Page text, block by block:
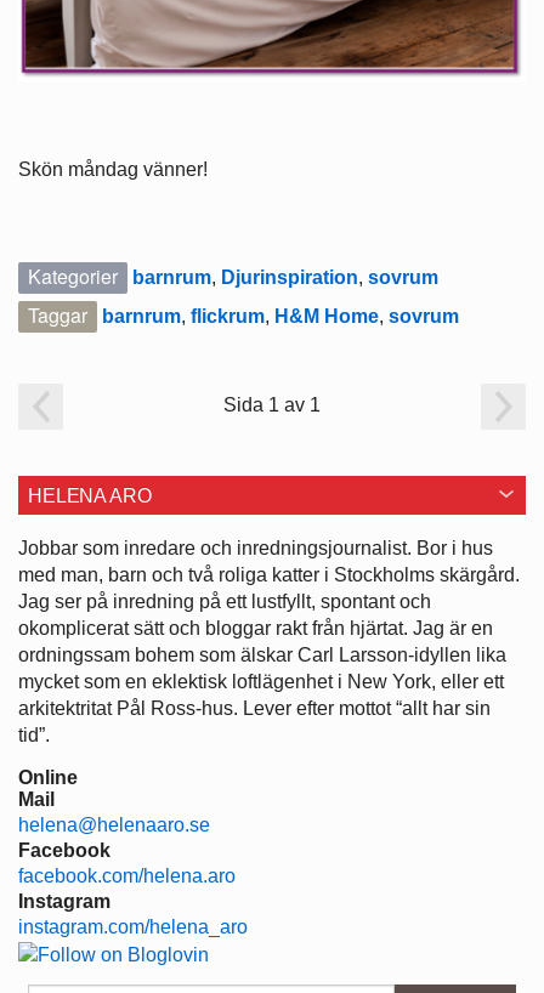
Skön måndag vänner!
Kategorier barnrum, Djurinspiration, sovrum
Taggar barnrum, flickrum, H&M Home, sovrum
Sida 1 av 1
HELENA ARO
Jobbar som inredare och ­inredningsjournalist. Bor i hus
med man, barn och två roliga katter i ­Stockholms skärgård.
Jag ser på ­inredning på ett lustfyllt, spontant och
okomplicerat sätt och bloggar rakt från hjärtat. Jag är en
ordningssam bohem som älskar Carl Larsson-idyllen lika
mycket som en eklektisk loftlägenhet i New York, eller ett
arkitektritat Pål Ross-hus. Lever efter mottot “allt har sin
tid”.
Online
Mail
helena@helenaaro.se
Facebook
facebook.com/helena.aro
Instagram
instagram.com/helena_aro